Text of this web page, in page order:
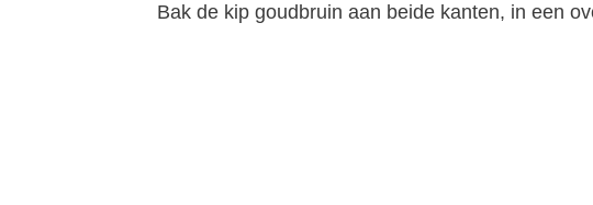
Bak de kip goudbruin aan beide kanten, in een